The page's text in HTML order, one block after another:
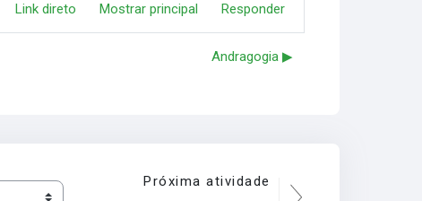
Link direto
Mostrar principal Responder
Andragogia ▶︎
Próxima atividade